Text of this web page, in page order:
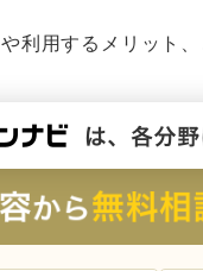
みがゼロではないこ
法
り口は2つ
査
利用するメリット